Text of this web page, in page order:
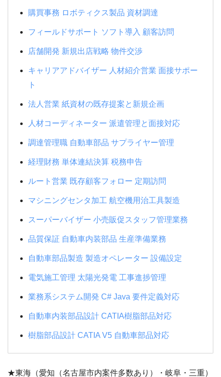
購買事務 ロボティクス製品 資材調達
フィールドサポート ソフト導入 顧客訪問
店舗開発 新規出店戦略 物件交渉
キャリアアドバイザー 人材紹介営業 面接サポー
ト
法人営業 紙資材の既存提案と新規企画
人材コーディネーター 派遣管理と面接対応
調達管理職 自動車部品 サプライヤー管理
経理財務 単体連結決算 税務申告
ルート営業 既存顧客フォロー 定期訪問
マシニングセンタ加工 航空機用治工具製造
スーパーバイザー 小売販促スタッフ管理業務
品質保証 自動車内装部品 生産準備業務
自動車部品製造 製造オペレーター 設備設定
電気施工管理 太陽光発電 工事進捗管理
業務系システム開発 C# Java 要件定義対応
自動車内装部品設計 CATIA樹脂部品対応
樹脂部品設計 CATIA V5 自動車部品対応
★東海（愛知（名古屋市内案件多数あり）・岐阜・三重）